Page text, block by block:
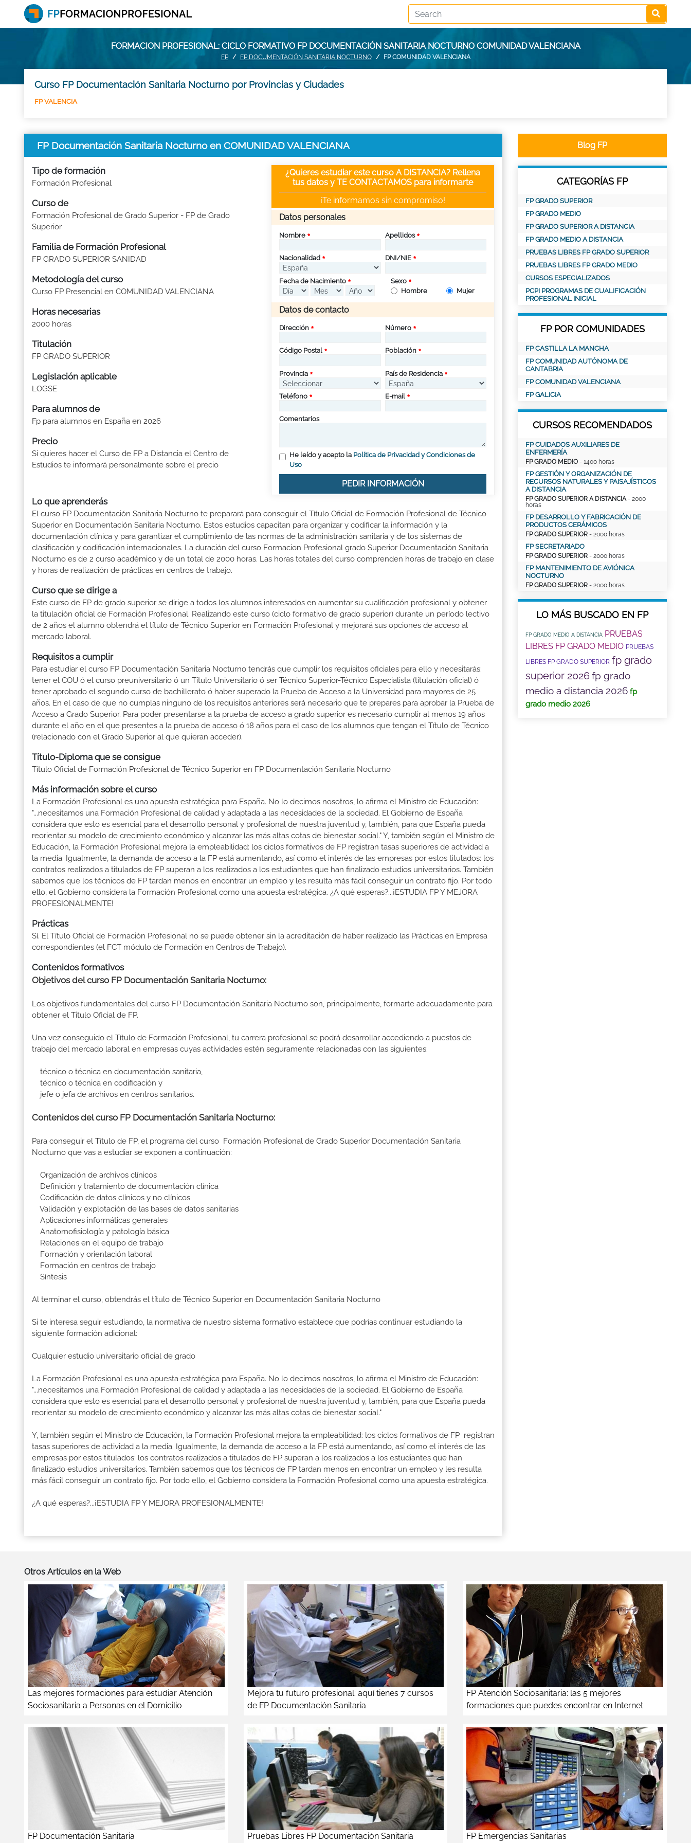
FORMACION PROFESIONAL: CICLO FORMATIVO FP DOCUMENTACIÓN SANITARIA NOCTURNO COMUNIDAD VALENCIANA
FP FP DOCUMENTACIÓN SANITARIA NOCTURNO FP COMUNIDAD VALENCIANA
Curso FP Documentación Sanitaria Nocturno por Provincias y Ciudades
FP VALENCIA
FP Documentación Sanitaria Nocturno en COMUNIDAD VALENCIANA
Tipo de formación
Formación Profesional
Curso de
Formación Profesional de Grado Superior - FP de Grado
Superior
Familia de Formación Profesional
FP GRADO SUPERIOR SANIDAD
Metodología del curso
Curso FP Presencial en COMUNIDAD VALENCIANA
Horas necesarias
2000 horas
Titulación
FP GRADO SUPERIOR
Legislación aplicable
LOGSE
Para alumnos de
Fp para alumnos en España en 2026
Precio
Si quieres hacer el Curso de FP a Distancia el Centro de
Estudios te informará personalmente sobre el precio
¿Quieres estudiar este curso A DISTANCIA? Rellena
tus datos y TE CONTACTAMOS para informarte
¡Te informamos sin compromiso!
Datos personales
Nombre Apellidos
Nacionalidad DNI/NIE
Fecha de Nacimiento
Sexo
Hombre
Mujer
Datos de contacto
Dirección Número
Código Postal Población
Provincia País de Residencia
Teléfono E-mail
Comentarios
He leído y acepto la Política de Privacidad y Condiciones de
Uso
PEDIR INFORMACIÓN
Lo que aprenderás
El curso FP Documentación Sanitaria Nocturno te preparará para conseguir el Título Oficial de Formación Profesional de Técnico
Superior en Documentación Sanitaria Nocturno. Estos estudios capacitan para organizar y codificar la información y la
documentación clínica y para garantizar el cumplimiento de las normas de la administración sanitaria y de los sistemas de
clasificación y codificación internacionales. La duración del curso Formacion Profesional grado Superior Documentación Sanitaria
Nocturno es de 2 curso académico y de un total de 2000 horas. Las horas totales del curso comprenden horas de trabajo en clase
y horas de realización de prácticas en centros de trabajo.
Curso que se dirige a
Este curso de FP de grado superior se dirige a todos los alumnos interesados en aumentar su cualificación profesional y obtener
la titulación oficial de Formación Profesional. Realizando este curso (ciclo formativo de grado superior) durante un período lectivo
de 2 años el alumno obtendrá el título de Técnico Superior en Formación Profesional y mejorará sus opciones de acceso al
mercado laboral.
Requisitos a cumplir
Para estudiar el curso FP Documentación Sanitaria Nocturno tendrás que cumplir los requisitos oficiales para ello y necesitarás:
tener el COU ó el curso preuniversitario ó un Título Universitario ó ser Técnico Superior-Técnico Especialista (titulación oficial) ó
tener aprobado el segundo curso de bachillerato ó haber superado la Prueba de Acceso a la Universidad para mayores de 25
años. En el caso de que no cumplas ninguno de los requisitos anteriores será necesario que te prepares para aprobar la Prueba de
Acceso a Grado Superior. Para poder presentarse a la prueba de acceso a grado superior es necesario cumplir al menos 19 años
durante el año en el que presentes a la prueba de acceso ó 18 años para el caso de los alumnos que tengan el Título de Técnico
(relacionado con el Grado Superior al que quieran acceder).
Título-Diploma que se consigue
Título Oficial de Formación Profesional de Técnico Superior en FP Documentación Sanitaria Nocturno
Más información sobre el curso
La Formación Profesional es una apuesta estratégica para España. No lo decimos nosotros, lo afirma el Ministro de Educación:
"...necesitamos una Formación Profesional de calidad y adaptada a las necesidades de la sociedad. El Gobierno de España
considera que esto es esencial para el desarrollo personal y profesional de nuestra juventud y, también, para que España pueda
reorientar su modelo de crecimiento económico y alcanzar las más altas cotas de bienestar social." Y, también según el Ministro de
Educación, la Formación Profesional mejora la empleabilidad: los ciclos formativos de FP registran tasas superiores de actividad a
la media. Igualmente, la demanda de acceso a la FP está aumentando, así como el interés de las empresas por estos titulados: los
contratos realizados a titulados de FP superan a los realizados a los estudiantes que han finalizado estudios universitarios. También
sabemos que los técnicos de FP tardan menos en encontrar un empleo y les resulta más fácil conseguir un contrato fijo. Por todo
ello, el Gobierno considera la Formación Profesional como una apuesta estratégica. ¿A qué esperas?...¡ESTUDIA FP Y MEJORA
PROFESIONALMENTE!
Prácticas
Sí. El Título Oficial de Formación Profesional no se puede obtener sin la acreditación de haber realizado las Prácticas en Empresa
correspondientes (el FCT módulo de Formación en Centros de Trabajo).
Contenidos formativos
Objetivos del curso FP Documentación Sanitaria Nocturno:
Los objetivos fundamentales del curso FP Documentación Sanitaria Nocturno son, principalmente, formarte adecuadamente para
obtener el Titulo Oficial de FP.
Una vez conseguido el Título de Formación Profesional, tu carrera profesional se podrá desarrollar accediendo a puestos de
trabajo del mercado laboral en empresas cuyas actividades estén seguramente relacionadas con las siguientes:
técnico o técnica en documentación sanitaria,
técnico o técnica en codificación y
jefe o jefa de archivos en centros sanitarios.
Contenidos del curso FP Documentación Sanitaria Nocturno:
Para conseguir el Título de FP, el programa del curso Formación Profesional de Grado Superior Documentación Sanitaria
Nocturno que vas a estudiar se exponen a continuación:
Organización de archivos clínicos
Definición y tratamiento de documentación clínica
Codificación de datos clínicos y no clínicos
Validación y explotación de las bases de datos sanitarias
Aplicaciones informáticas generales
Anatomofisiología y patología básica
Relaciones en el equipo de trabajo
Formación y orientación laboral
Formación en centros de trabajo
Síntesis
Al terminar el curso, obtendrás el título de Técnico Superior en Documentación Sanitaria Nocturno
Si te interesa seguir estudiando, la normativa de nuestro sistema formativo establece que podrías continuar estudiando la
siguiente formación adicional:
Cualquier estudio universitario oficial de grado
La Formación Profesional es una apuesta estratégica para España. No lo decimos nosotros, lo afirma el Ministro de Educación:
"...necesitamos una Formación Profesional de calidad y adaptada a las necesidades de la sociedad. El Gobierno de España
considera que esto es esencial para el desarrollo personal y profesional de nuestra juventud y, también, para que España pueda
reorientar su modelo de crecimiento económico y alcanzar las más altas cotas de bienestar social."
Y, también según el Ministro de Educación, la Formación Profesional mejora la empleabilidad: los ciclos formativos de FP registran
tasas superiores de actividad a la media. Igualmente, la demanda de acceso a la FP está aumentando, así como el interés de las
empresas por estos titulados: los contratos realizados a titulados de FP superan a los realizados a los estudiantes que han
finalizado estudios universitarios. También sabemos que los técnicos de FP tardan menos en encontrar un empleo y les resulta
más fácil conseguir un contrato fijo. Por todo ello, el Gobierno considera la Formación Profesional como una apuesta estratégica.
¿A qué esperas?...¡ESTUDIA FP Y MEJORA PROFESIONALMENTE!
Blog FP
CATEGORÍAS FP
FP GRADO SUPERIOR
FP GRADO MEDIO
FP GRADO SUPERIOR A DISTANCIA
FP GRADO MEDIO A DISTANCIA
PRUEBAS LIBRES FP GRADO SUPERIOR
PRUEBAS LIBRES FP GRADO MEDIO
CURSOS ESPECIALIZADOS
PCPI PROGRAMAS DE CUALIFICACIÓN
PROFESIONAL INICIAL
FP POR COMUNIDADES
FP CASTILLA LA MANCHA
FP COMUNIDAD AUTÓNOMA DE
CANTABRIA
FP COMUNIDAD VALENCIANA
FP GALICIA
CURSOS RECOMENDADOS
FP CUIDADOS AUXILIARES DE
ENFERMERÍA
FP GRADO MEDIO - 1400 horas
FP GESTIÓN Y ORGANIZACIÓN DE
RECURSOS NATURALES Y PAISAJÍSTICOS
A DISTANCIA
FP GRADO SUPERIOR A DISTANCIA- 2000
horas
FP DESARROLLO Y FABRICACIÓN DE
PRODUCTOS CERÁMICOS
FP GRADO SUPERIOR - 2000 horas
FP SECRETARIADO
FP GRADO SUPERIOR - 2000 horas
FP MANTENIMIENTO DE AVIÓNICA
NOCTURNO
FP GRADO SUPERIOR - 2000 horas
LO MÁS BUSCADO EN FP
FP GRADO MEDIO A DISTANCIA PRUEBAS
LIBRES FP GRADO MEDIO PRUEBAS
LIBRES FP GRADO SUPERIOR fp grado
superior 2026fp grado
medio a distancia 2026 fp
grado medio 2026
Otros Artículos en la Web
Las mejores formaciones para estudiar Atención
Sociosanitaria a Personas en el Domicilio
Mejora tu futuro profesional: aquí tienes 7 cursos
de FP Documentación Sanitaria
FP Atención Sociosanitaria: las 5 mejores
formaciones que puedes encontrar en Internet
FP Documentación Sanitaria Pruebas Libres FP Documentación Sanitaria FP Emergencias Sanitarias